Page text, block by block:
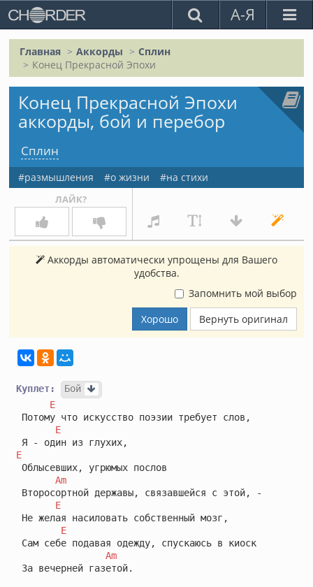
А-Я
Главная Аккорды
Сплин
Конец Прекрасной Эпохи
Конец Прекрасной Эпохи
аккорды, бой и перебор
Сплин
размышления о жизни на стихи
ЛАЙК?
Аккорды автоматически упрощены для Вашего
удобства.
Запомнить мой выбор
Хорошо
Вернуть оригинал
Куплет:
Бой
E
Потому что искусство поэзии требует слов,
E
E
Облысевших, угрюмых послов
Am
Второсортной державы, связавшейся с этой, -
E
Не желая насиловать собственный мозг,
E
Сам себе подавая одежду, спускаюсь в киоск
Am
За вечерней газетой.